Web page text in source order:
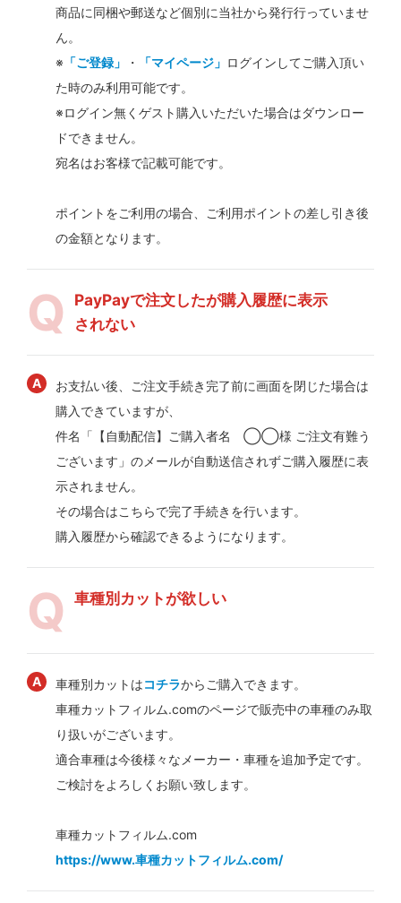
商品に同梱や郵送など個別に当社から発行行っていませ
ん。
※ 「ご登録」 ・ 「マイページ」 ログインしてご購入頂い
た時のみ利用可能です。
※ログイン無くゲスト購入いただいた場合はダウンロー
ドできません。
宛名はお客様で記載可能です。
ポイントをご利用の場合、ご利用ポイントの差し引き後
の金額となります。
PayPayで注文したが購入履歴に表示
されない
お支払い後、ご注文手続き完了前に画面を閉じた場合は
購入できていますが、
件名「【自動配信】ご購入者名 ◯◯様 ご注文有難う
ございます」のメールが自動送信されずご購入履歴に表
示されません。
その場合はこちらで完了手続きを行います。
購入履歴から確認できるようになります。
車種別カットが欲しい
車種別カットはコチラからご購入できます。
車種カットフィルム.comのページで販売中の車種のみ取
り扱いがございます。
適合車種は今後様々なメーカー・車種を追加予定です。
ご検討をよろしくお願い致します。
車種カットフィルム.com
https://www.車種カットフィルム.com/